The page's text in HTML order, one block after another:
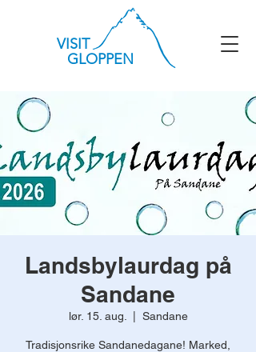
VISIT
GLOPPEN
Landsbylaurdag på
Sandane
lør. 15. aug. Sandane
Tradisjonsrike Sandanedagane! Marked,